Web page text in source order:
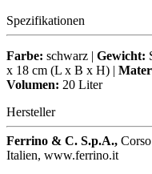
Spezifikationen
Farbe: schwarz | Gewicht:
x 18 cm (L x B x H) |
Volumen: 20 Liter
Hersteller
Ferrino & C. S.p.A.,
Italien, www.ferrino.it